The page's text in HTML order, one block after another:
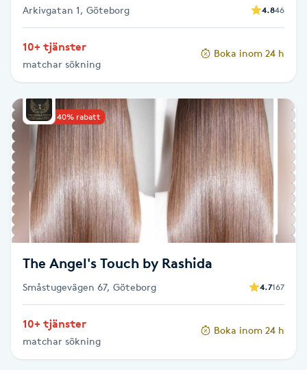
Coachning
Color correction
D
Damklippning
Dermapen
Diamantslipning
Enzympeeling
Extensions
Extensions borttagning
Arkivgatan 1, Göteborg 4.846
10+ tjänster
matchar sökning
Boka inom 24 h
Upp till 40% rabatt
The Angel's Touch by Rashida
Småstugevägen 67, Göteborg 4.7167
10+ tjänster
matchar sökning
Boka inom 24 h